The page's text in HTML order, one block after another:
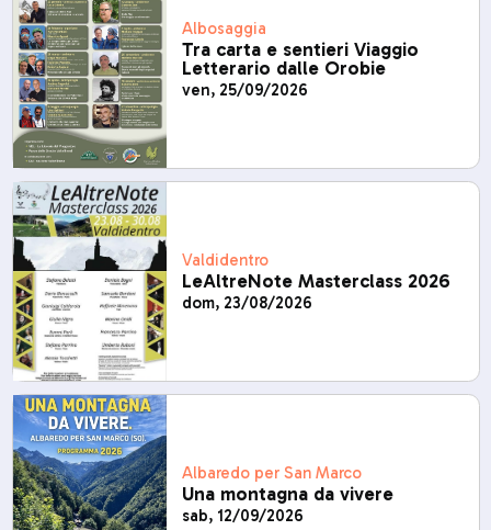
Albosaggia
Tra carta e sentieri Viaggio
Letterario dalle Orobie
ven, 25/09/2026
Valdidentro
LeAltreNote Masterclass 2026
dom, 23/08/2026
Albaredo per San Marco
Una montagna da vivere
sab, 12/09/2026